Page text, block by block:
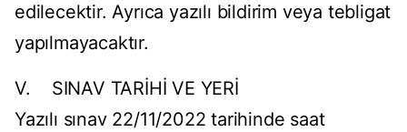
edilecektir. Ayrıca yazılı bildirim veya tebligat
yapılmayacaktır.
V. SINAV TARİHİ VE YERİ
Yazılı sınav 22/11/2022 tarihinde saat